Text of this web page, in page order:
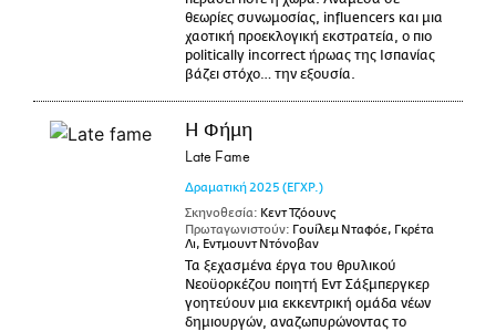
θεωρίες συνωμοσίας, influencers και μια
χαοτική προεκλογική εκστρατεία, ο πιο
politically incorrect ήρωας της Ισπανίας
βάζει στόχο… την εξουσία.
Η Φήμη
Late Fame
Δραματική 2025 (ΕΓΧΡ.)
Σκηνοθεσία: Κεντ Τζόουνς
Πρωταγωνιστούν: Γουίλεμ Νταφόε, Γκρέτα
Λι, Εντμουντ Ντόνοβαν
Τα ξεχασμένα έργα του θρυλικού
Νεοϋορκέζου ποιητή Εντ Σάξμπεργκερ
γοητεύουν μια εκκεντρική ομάδα νέων
δημιουργών, αναζωπυρώνοντας το